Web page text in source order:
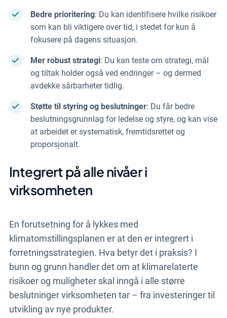
Bedre prioritering: Du kan identifisere hvilke risikoer
som kan bli viktigere over tid, i stedet for kun å
fokusere på dagens situasjon.
Mer robust strategi: Du kan teste om strategi, mål
og tiltak holder også ved endringer – og dermed
avdekke sårbarheter tidlig.
Støtte til styring og beslutninger: Du får bedre
beslutningsgrunnlag for ledelse og styre, og kan vise
at arbeidet er systematisk, fremtidsrettet og
proporsjonalt.
Integrert på alle nivåer i
virksomheten
En forutsetning for å lykkes med
klimatomstillingsplanen er at den er integrert i
forretningsstrategien. Hva betyr det i praksis? I
bunn og grunn handler det om at klimarelaterte
risikoer og muligheter skal inngå i alle større
beslutninger virksomheten tar – fra investeringer til
utvikling av nye produkter.